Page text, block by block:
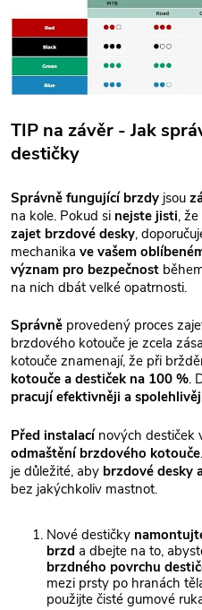
TIP na závěr - Jak
destičky
Správně fungující brzdy jsou
na kole. Pokud si nejste jisti,
zajet brzdové desky,
mechanika ve vašem
význam pro bezpečnost
na nich dbát velké opatrnosti.
Správně provedený proces
brzdového kotouče je zcela
kotouče znamenají, že při
kotouče a destiček na 100 %.
pracují efektivněji a
Před instalacínových destiček
odmaštění brzdového kotouče
je důležité, aby brzdové desky
bez jakýchkoliv mastnot.
Nové destičky
brzd a dbejte na to,
brzdného povrchu
mezi prsty po hranách
použijte čisté gumové